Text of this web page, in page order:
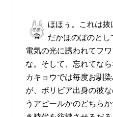
ほほぅ。これは
だかほのぼのと
電気の光に誘われてフ
な。そして、忘れてな
カキョウでは毎度お馴
が、ボリビア出身の彼
うアピールかのどちら